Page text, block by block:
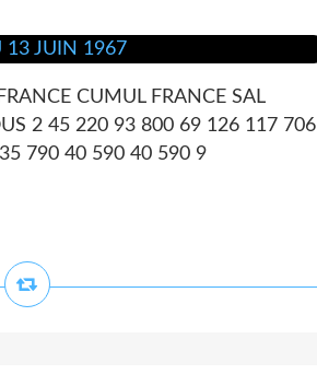
CUMUL FRANCE SAL
2 45 220 93 800 69 126 117 706
790 40 590 40 590 9